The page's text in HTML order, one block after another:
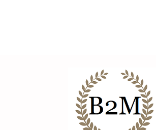
CRYFOG